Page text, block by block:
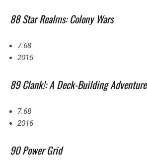
88 Star Realms: Colony Wars
7.68
2015
89 Clank!: A Deck-Building Adventure
7.68
2016
90 Power Grid